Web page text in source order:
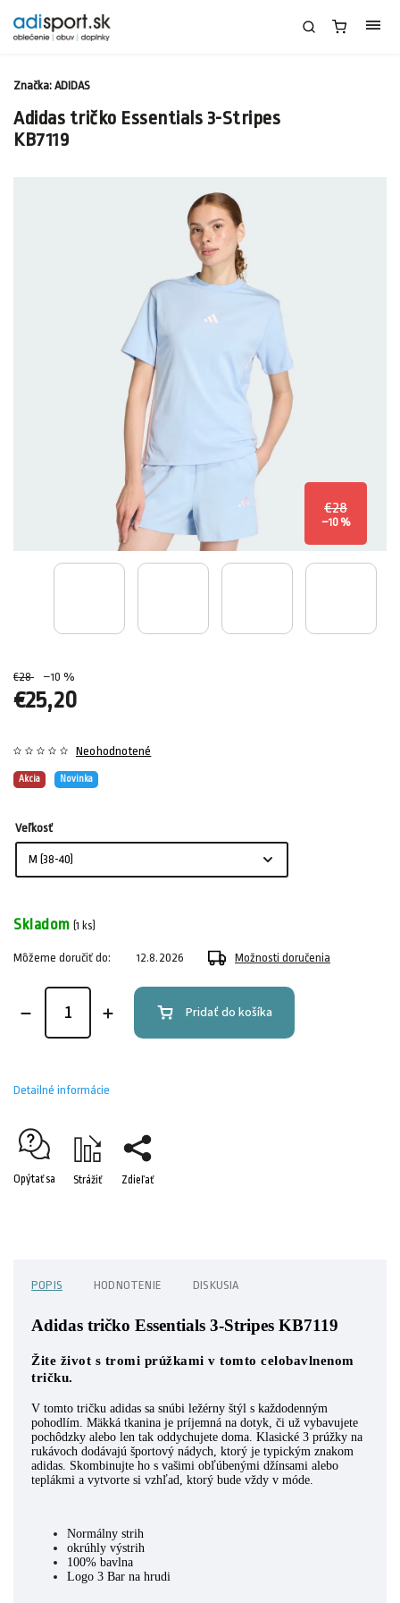
Adidas tričko Essentials 3-Stripes
KB7119
€28
–10 %
€28 –10 %
€25,20
Akcia Novinka
Neohodnotené
Značka: ADIDAS
Veľkosť
Skladom (1 ks)
Môžeme doručiť do: 12.8.2026 Možnosti doručenia
Pridať do košíka
Detailné informácie
Opýtať sa Strážiť Zdieľať
POPIS HODNOTENIE DISKUSIA
Adidas tričko Essentials 3-Stripes KB7119
Žite život s tromi prúžkami v tomto celobavlnenom
tričku.
V tomto tričku adidas sa snúbi ležérny štýl s každodenným
pohodlím. Mäkká tkanina je príjemná na dotyk, či už vybavujete
pochôdzky alebo len tak oddychujete doma. Klasické 3 prúžky na
rukávoch dodávajú športový nádych, ktorý je typickým znakom
adidas. Skombinujte ho s vašimi obľúbenými džínsami alebo
teplákmi a vytvorte si vzhľad, ktorý bude vždy v móde.
Normálny strih
okrúhly výstrih
100% bavlna
Logo 3 Bar na hrudi